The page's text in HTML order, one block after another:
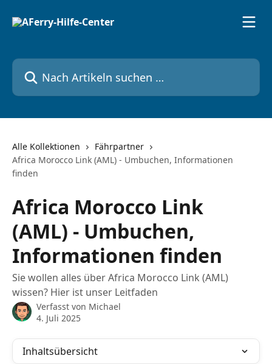
Nach Artikeln suchen …
Alle Kollektionen
Fährpartner
Africa Morocco Link (AML) - Umbuchen, Informationen
finden
Africa Morocco Link
(AML) - Umbuchen,
Informationen finden
Sie wollen alles über Africa Morocco Link (AML)
wissen? Hier ist unser Leitfaden
Verfasst von Michael
4. Juli 2025
Inhaltsübersicht